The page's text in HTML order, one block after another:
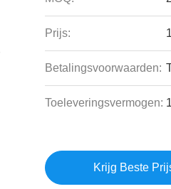
Prijs:
Betalingsvoorwaarden:
Toeleveringsvermogen:
Krijg Beste